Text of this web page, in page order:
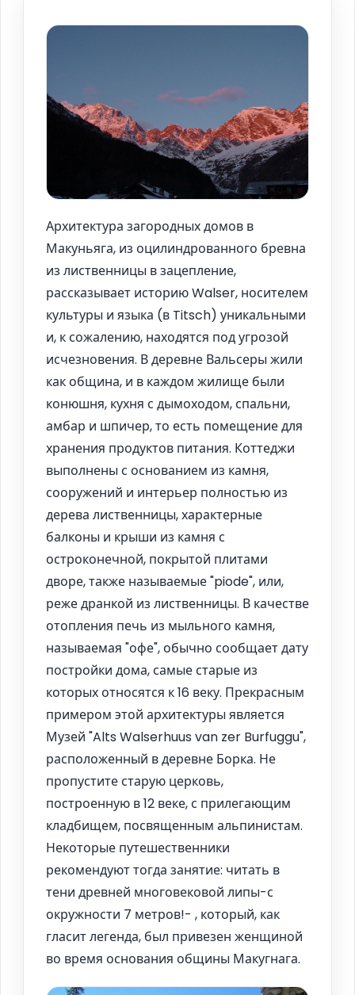
Архитектура загородных домов в
Макуньяга, из оцилиндрованного бревна
из лиственницы в зацепление,
рассказывает историю Walser, носителем
культуры и языка (в Titsch) уникальными
и, к сожалению, находятся под угрозой
исчезновения. В деревне Вальсеры жили
как община, и в каждом жилище были
конюшня, кухня с дымоходом, спальни,
амбар и шпичер, то есть помещение для
хранения продуктов питания. Коттеджи
выполнены с основанием из камня,
сооружений и интерьер полностью из
дерева лиственницы, характерные
балконы и крыши из камня с
остроконечной, покрытой плитами
дворе, также называемые "piode", или,
реже дранкой из лиственницы. В качестве
отопления печь из мыльного камня,
называемая "офе", обычно сообщает дату
постройки дома, самые старые из
которых относятся к 16 веку. Прекрасным
примером этой архитектуры является
Музей "Alts Walserhuus van zer Burfuggu",
расположенный в деревне Борка. Не
пропустите старую церковь,
построенную в 12 веке, с прилегающим
кладбищем, посвященным альпинистам.
Некоторые путешественники
рекомендуют тогда занятие: читать в
тени древней многовековой липы-с
окружности 7 метров!- , который, как
гласит легенда, был привезен женщиной
во время основания общины Макугнага.